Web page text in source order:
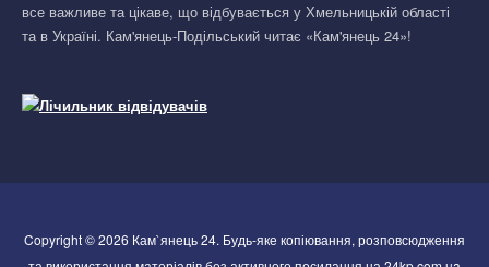
все важливе та цікаве, що відбувається у Хмельницькій області
та в Україні. Кам'янець-Подільський читає «Кам'янець 24»!
Copyright © 2026 Кам`янець 24. Будь-яке копіювання, розповсюдження